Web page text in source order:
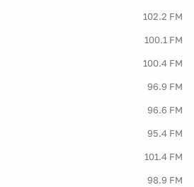
102.2 FM
100.1 FM
100.4 FM
96.9 FM
96.6 FM
95.4 FM
101.4 FM
98.9 FM